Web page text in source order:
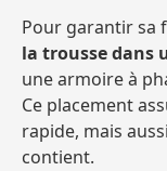
Pour garantir sa
la trousse dans
une armoire à
Ce placement
rapide, mais
contient.